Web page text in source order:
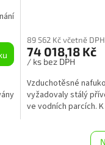
R
M
A
89 562 Kč včetně DPH
74 018,18 Kč
/ ks bez DPH
Vzduchotěsné
vyžadovaly stálý
ve vodních parcích.